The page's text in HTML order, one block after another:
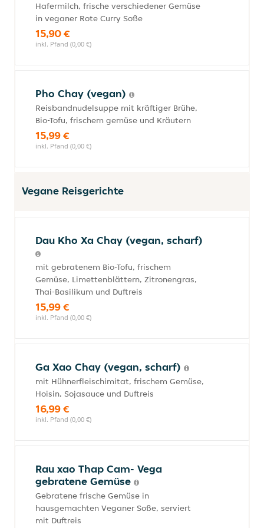
Hafermilch, frische verschiedener Gemüse
in veganer Rote Curry Soße
15,90 €
inkl. Pfand (0,00 €)
Pho Chay (vegan)
Reisbandnudelsuppe mit kräftiger Brühe,
Bio-Tofu, frischem gemüse und Kräutern
15,99 €
inkl. Pfand (0,00 €)
Vegane Reisgerichte
Dau Kho Xa Chay (vegan, scharf)
mit gebratenem Bio-Tofu, frischem
Gemüse, Limettenblättern, Zitronengras,
Thai-Basilikum und Duftreis
15,99 €
inkl. Pfand (0,00 €)
Ga Xao Chay (vegan, scharf)
mit Hühnerfleischimitat, frischem Gemüse,
Hoisin, Sojasauce und Duftreis
16,99 €
inkl. Pfand (0,00 €)
Rau xao Thap Cam- Vega
gebratene Gemüse
Gebratene frische Gemüse in
hausgemachten Veganer Soße, serviert
mit Duftreis